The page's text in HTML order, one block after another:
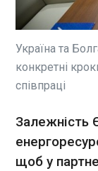
США Дональд
і
Зеленський
«Нам є
сказав глава
ЧИТАТЬ
Збито
16:05:34
Українські
Україна та
конкретні
співпраці
Залежність
щоб у